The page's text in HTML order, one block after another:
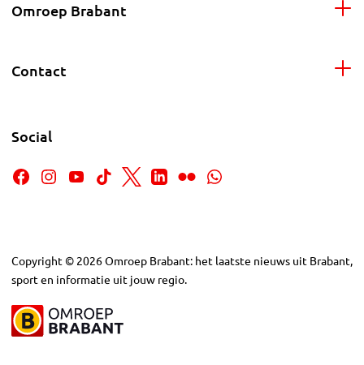
Omroep Brabant
Contact
Social
Copyright © 2026Omroep Brabant: het laatste nieuws uit Brabant,
sport en informatie uit jouw regio.